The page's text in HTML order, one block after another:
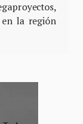
en la región